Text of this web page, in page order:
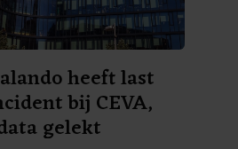
heeft last
bij CEVA,
gelekt